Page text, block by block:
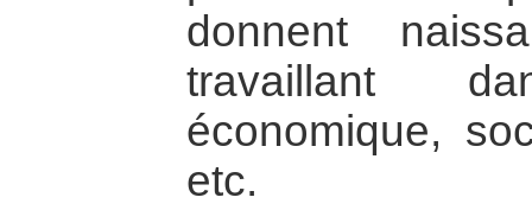
donnent
travaillant
économique,
etc.